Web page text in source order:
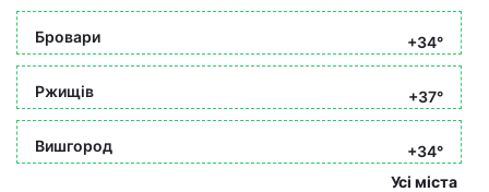
Бровари +34°
Ржищів +37°
Вишгород
+34°
Усі міста